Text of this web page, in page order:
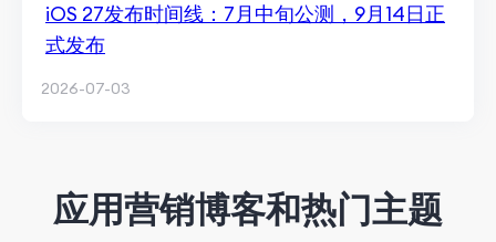
iOS 27发布时间线：7月中旬公测，9月14日正
式发布
2026-07-03
应用营销博客和热门主题